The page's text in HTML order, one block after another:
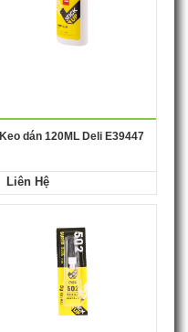
Keo dán 120ML Deli E39447
Liên Hệ